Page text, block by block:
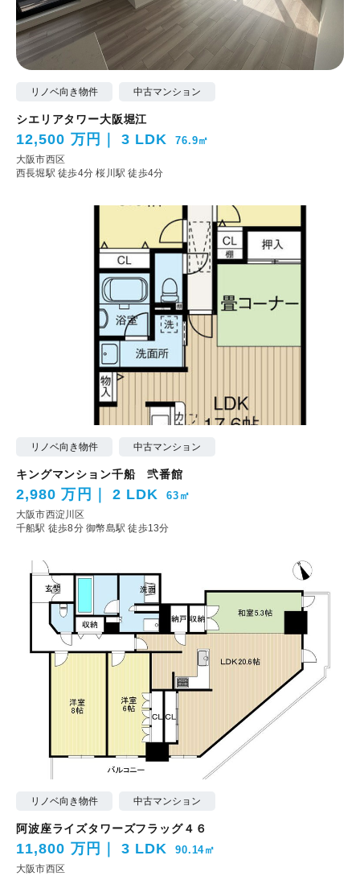
リノベ向き物件 中古マンション
シエリアタワー大阪堀江
12,500 万円 3 LDK 76.9㎡
大阪市西区
西長堀駅 徒歩4分桜川駅 徒歩4分
リノベ向き物件 中古マンション
キングマンション千船 弐番館
2,980 万円 2 LDK 63㎡
大阪市西淀川区
千船駅 徒歩8分御幣島駅 徒歩13分
リノベ向き物件 中古マンション
阿波座ライズタワーズフラッグ４６
11,800 万円 3 LDK 90.14㎡
大阪市西区